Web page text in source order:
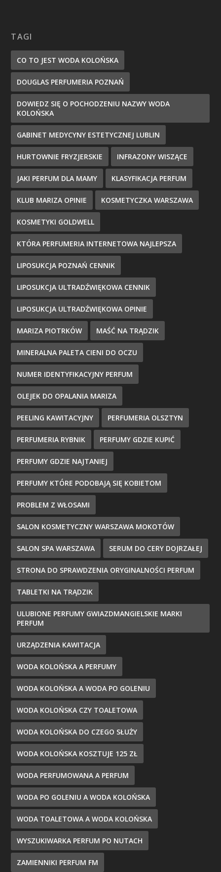
TAGI
CO TO JEST WODA KOLOŃSKA
DOUGLAS PERFUMERIA POZNAŃ
DOWIEDZ SIĘ O POCHODZENIU NAZWY WODA
KOLOŃSKA
GABINET MEDYCYNY ESTETYCZNEJ LUBLIN
HURTOWNIE FRYZJERSKIE INFRAZONY WISZĄCE
JAKI PERFUM DLA MAMY KLASYFIKACJA PERFUM
KLUB MARIZA OPINIE KOSMETYCZKA WARSZAWA
KOSMETYKI GOLDWELL
KTÓRA PERFUMERIA INTERNETOWA NAJLEPSZA
LIPOSUKCJA POZNAŃ CENNIK
LIPOSUKCJA ULTRADŹWIĘKOWA CENNIK
LIPOSUKCJA ULTRADŹWIĘKOWA OPINIE
MARIZA PIOTRKÓW MAŚĆ NA TRĄDZIK
MINERALNA PALETA CIENI DO OCZU
NUMER IDENTYFIKACYJNY PERFUM
OLEJEK DO OPALANIA MARIZA
PEELING KAWITACYJNY PERFUMERIA OLSZTYN
PERFUMERIA RYBNIK PERFUMY GDZIE KUPIĆ
PERFUMY GDZIE NAJTANIEJ
PERFUMY KTÓRE PODOBAJĄ SIĘ KOBIETOM
PROBLEM Z WŁOSAMI
SALON KOSMETYCZNY WARSZAWA MOKOTÓW
SALON SPA WARSZAWA SERUM DO CERY DOJRZAŁEJ
STRONA DO SPRAWDZENIA ORYGINALNOŚCI PERFUM
TABLETKI NA TRĄDZIK
ULUBIONE PERFUMY GWIAZDMANGIELSKIE MARKI
PERFUM
URZĄDZENIA KAWITACJA
WODA KOLOŃSKA A PERFUMY
WODA KOLOŃSKA A WODA PO GOLENIU
WODA KOLOŃSKA CZY TOALETOWA
WODA KOLOŃSKA DO CZEGO SŁUŻY
WODA KOLOŃSKA KOSZTUJE 125 ZŁ
WODA PERFUMOWANA A PERFUM
WODA PO GOLENIU A WODA KOLOŃSKA
WODA TOALETOWA A WODA KOLOŃSKA
WYSZUKIWARKA PERFUM PO NUTACH
ZAMIENNIKI PERFUM FM